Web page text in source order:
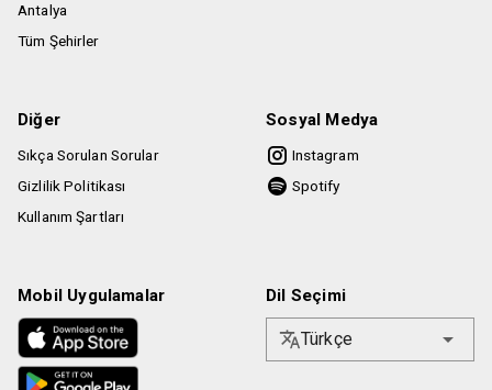
Antalya
Tüm Şehirler
Diğer
Sıkça Sorulan Sorular
Gizlilik Politikası
Kullanım Şartları
Sosyal Medya
Instagram
Spotify
Mobil Uygulamalar Dil Seçimi
Türkçe